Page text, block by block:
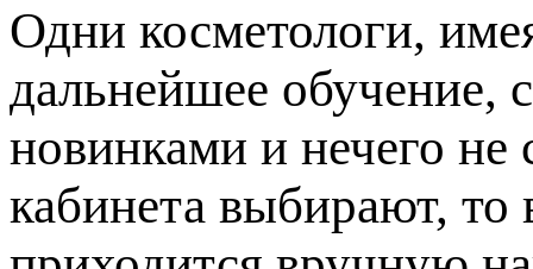
Одни косметологи,
дальнейшее обучение,
новинками и нечего
кабинета выбирают, то